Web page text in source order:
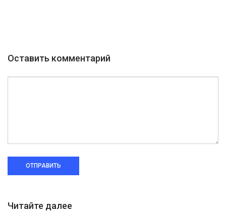
Оставить комментарий
ОТПРАВИТЬ
Читайте далее